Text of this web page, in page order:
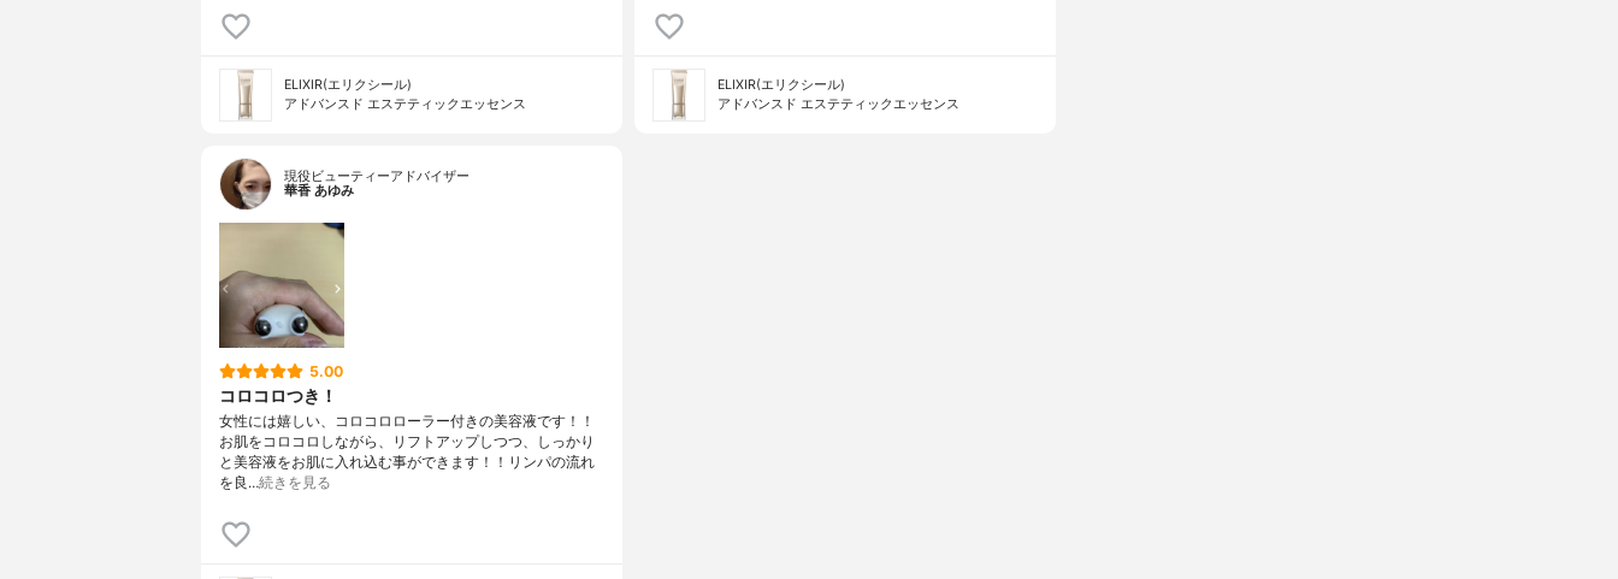
ELIXIR(エリクシール)
アドバンスド エステティックエッセンス
ELIXIR(エリクシール)
アドバンスド エステティックエッセンス
現役ビューティーアドバイザー
華香 あゆみ
5.00
コロコロつき！
女性には嬉しい、コロコロローラー付きの美容液です！！
お肌をコロコロしながら、リフトアップしつつ、しっかり
と美容液をお肌に入れ込む事ができます！！リンパの流れ
を良…続きを見る